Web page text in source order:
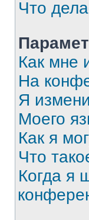
Что
Как мне
На
Я
Моего
Как я
Что
Когда я